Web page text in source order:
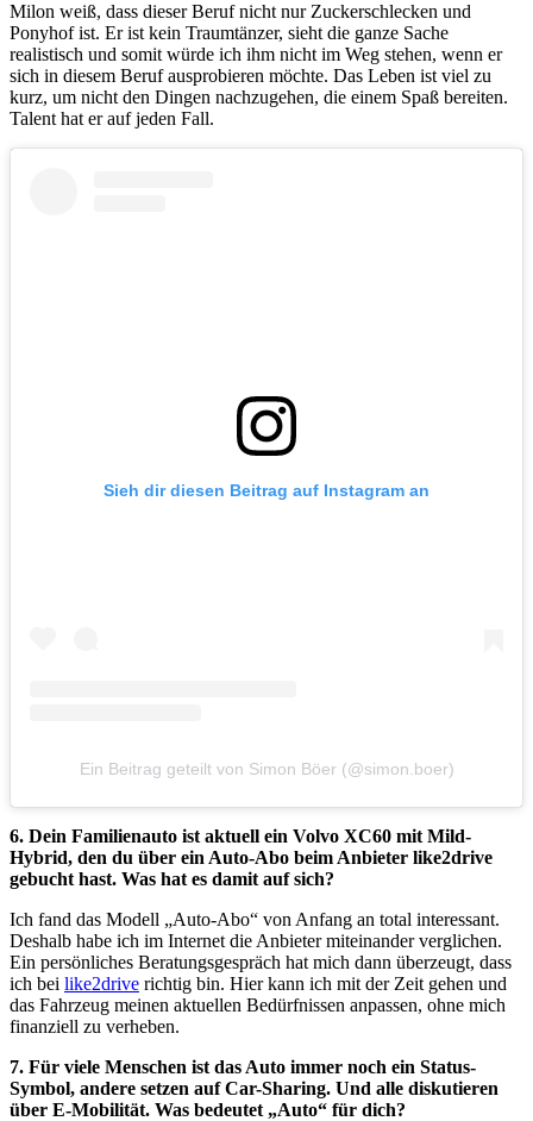
Milon weiß, dass dieser Beruf nicht nur Zuckerschlecken und
Ponyhof ist. Er ist kein Traumtänzer, sieht die ganze Sache
realistisch und somit würde ich ihm nicht im Weg stehen, wenn er
sich in diesem Beruf ausprobieren möchte. Das Leben ist viel zu
kurz, um nicht den Dingen nachzugehen, die einem Spaß bereiten.
Talent hat er auf jeden Fall.
Sieh dir diesen Beitrag auf Instagram an
Ein Beitrag geteilt von Simon Böer (@simon.boer)
6. Dein Familienauto ist aktuell ein Volvo XC60 mit Mild-
Hybrid, den du über ein Auto-Abo beim Anbieter like2drive
gebucht hast. Was hat es damit auf sich?
Ich fand das Modell „Auto-Abo“ von Anfang an total interessant.
Deshalb habe ich im Internet die Anbieter miteinander verglichen.
Ein persönliches Beratungsgespräch hat mich dann überzeugt, dass
ich bei like2drive richtig bin. Hier kann ich mit der Zeit gehen und
das Fahrzeug meinen aktuellen Bedürfnissen anpassen, ohne mich
finanziell zu verheben.
7. Für viele Menschen ist das Auto immer noch ein Status-
Symbol, andere setzen auf Car-Sharing. Und alle diskutieren
über E-Mobilität. Was bedeutet „Auto“ für dich?